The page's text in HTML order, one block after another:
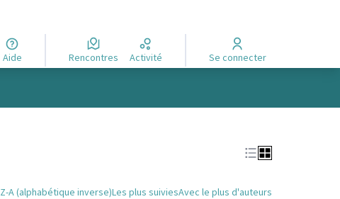
Aide Rencontres Activité Se connecter
Z-A (alphabétique inverse)Les plus suiviesAvec le plus d'auteurs